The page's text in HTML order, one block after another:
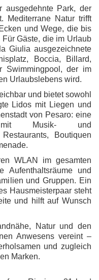
ausgedehnte Park, der
Mediterrane Natur trifft
und Wege, die bis
Gäste, die im Urlaub
Giulia ausgezeichnete
Boccia, Billard,
Swimmingpool, der im
Urlaubslebens wird.
und bietet sowohl
Lidos mit Liegen und
von Pesaro: eine
mit Musik- und
Boutiquen
WLAN im gesamten
Aufenthaltsräume und
und Gruppen. Ein
Hausmeisterpaar steht
und hilft auf Wunsch
Natur und den
Anwesens vereint –
und zugleich
Marken.